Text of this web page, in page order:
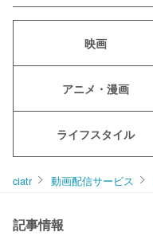
映画
アニメ・漫画
ライフスタイル
ciatr 動画配信サービス
記事情報